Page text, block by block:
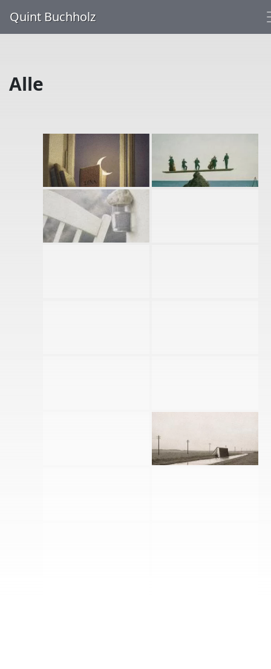
Quint Buchholz
Alle